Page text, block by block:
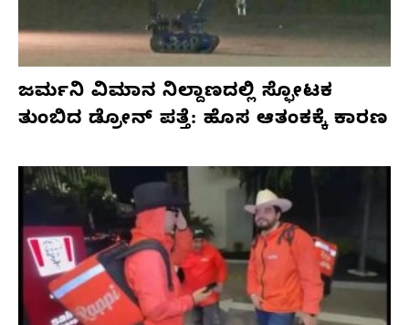
ಜರ್ಮನಿ ವಿಮಾನ ನಿಲ್ದಾಣದಲ್ಲಿ ಸ್ಫೋಟಕ
ತುಂಬಿದ ಡ್ರೋನ್ ಪತ್ತೆ: ಹೊಸ ಆತಂಕಕ್ಕೆ ಕಾರಣ